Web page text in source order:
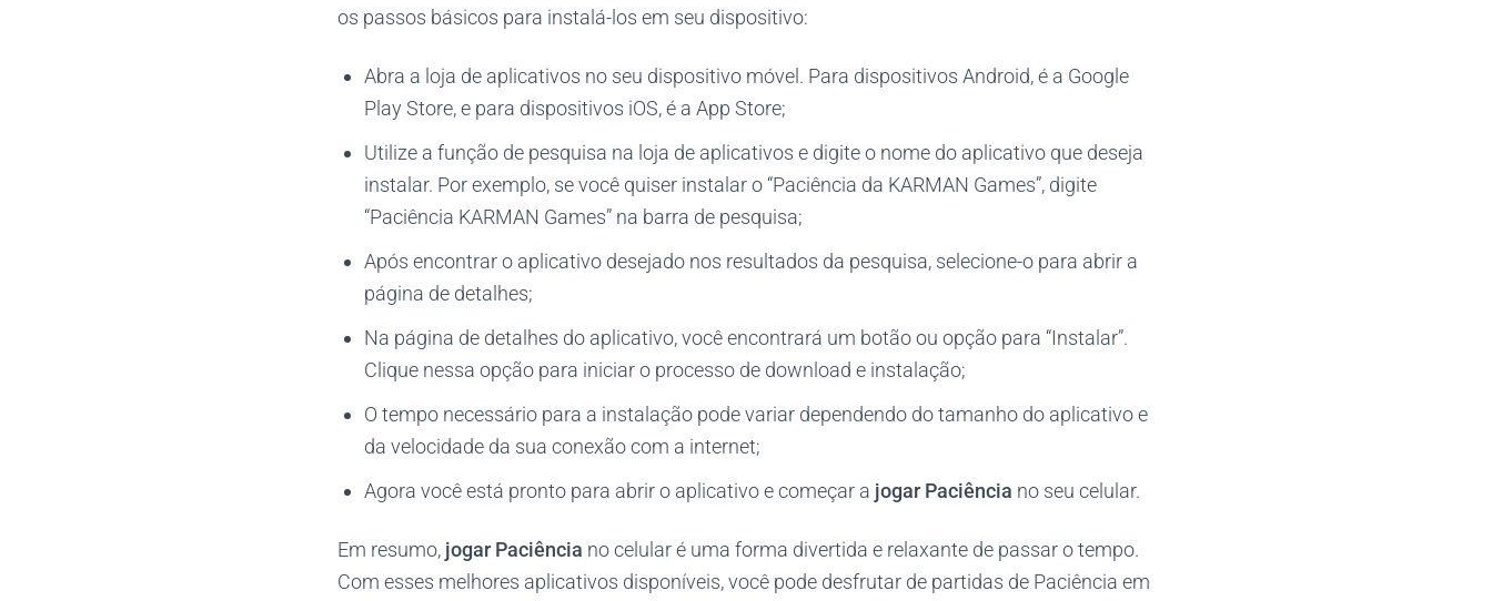
os passos básicos para instalá-los em seu dispositivo:
Abra a loja de aplicativos no seu dispositivo móvel. Para dispositivos Android, é a Google
Play Store, e para dispositivos iOS, é a App Store;
Utilize a função de pesquisa na loja de aplicativos e digite o nome do aplicativo que deseja
instalar. Por exemplo, se você quiser instalar o “Paciência da KARMAN Games”, digite
“Paciência KARMAN Games” na barra de pesquisa;
Após encontrar o aplicativo desejado nos resultados da pesquisa, selecione-o para abrir a
página de detalhes;
Na página de detalhes do aplicativo, você encontrará um botão ou opção para “Instalar”.
Clique nessa opção para iniciar o processo de download e instalação;
O tempo necessário para a instalação pode variar dependendo do tamanho do aplicativo e
da velocidade da sua conexão com a internet;
Agora você está pronto para abrir o aplicativo e começar a jogar Paciência no seu celular.
Em resumo, jogar Paciência no celular é uma forma divertida e relaxante de passar o tempo.
Com esses melhores aplicativos disponíveis, você pode desfrutar de partidas de Paciência em